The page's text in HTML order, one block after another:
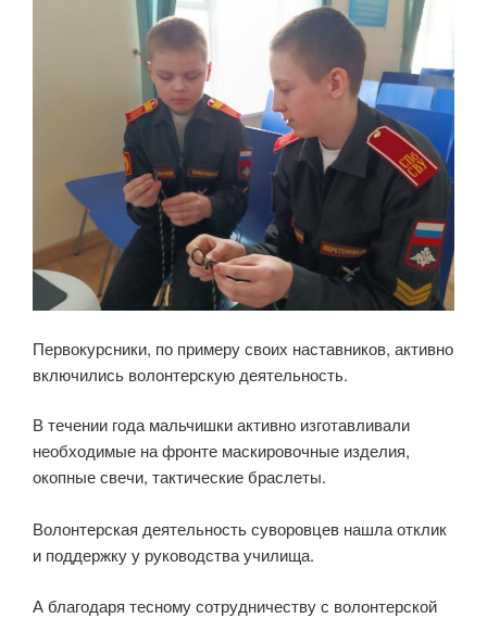
Первокурсники, по примеру своих наставников, активно
включились волонтерскую деятельность.
В течении года мальчишки активно изготавливали
необходимые на фронте маскировочные изделия,
окопные свечи, тактические браслеты.
Волонтерская деятельность суворовцев нашла отклик
и поддержку у руководства училища.
А благодаря тесному сотрудничеству с волонтерской